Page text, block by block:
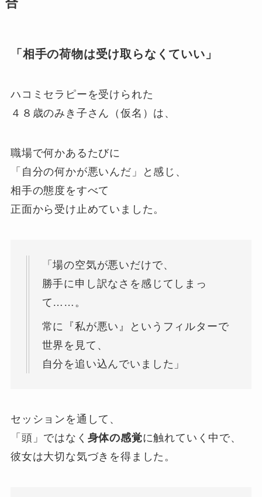
「相手の荷物は受け取らなくていい」
ハコミセラピーを受けられた
４８歳のみき子さん（仮名）は、
職場で何かあるたびに
「自分の何かが悪いんだ」と感じ、
相手の態度をすべて
正面から受け止めていました。
「場の空気が悪いだけで、
勝手に申し訳なさを感じてしまっ
て……。
常に『私が悪い』というフィルターで
世界を見て、
自分を追い込んでいました」
セッションを通して、
「頭」ではなく 身体の感覚に触れていく中で、
彼女は大切な気づきを得ました。